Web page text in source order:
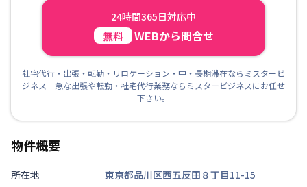
24時間365日対応中
無料 WEBから問合せ
社宅代行・出張・転勤・リロケーション・中・長期滞在ならミスタービ
ジネス 急な出張や転勤・社宅代行業務ならミスタービジネスにお任せ
下さい。
物件概要
所在地
東京都品川区西五反田８丁目11-15